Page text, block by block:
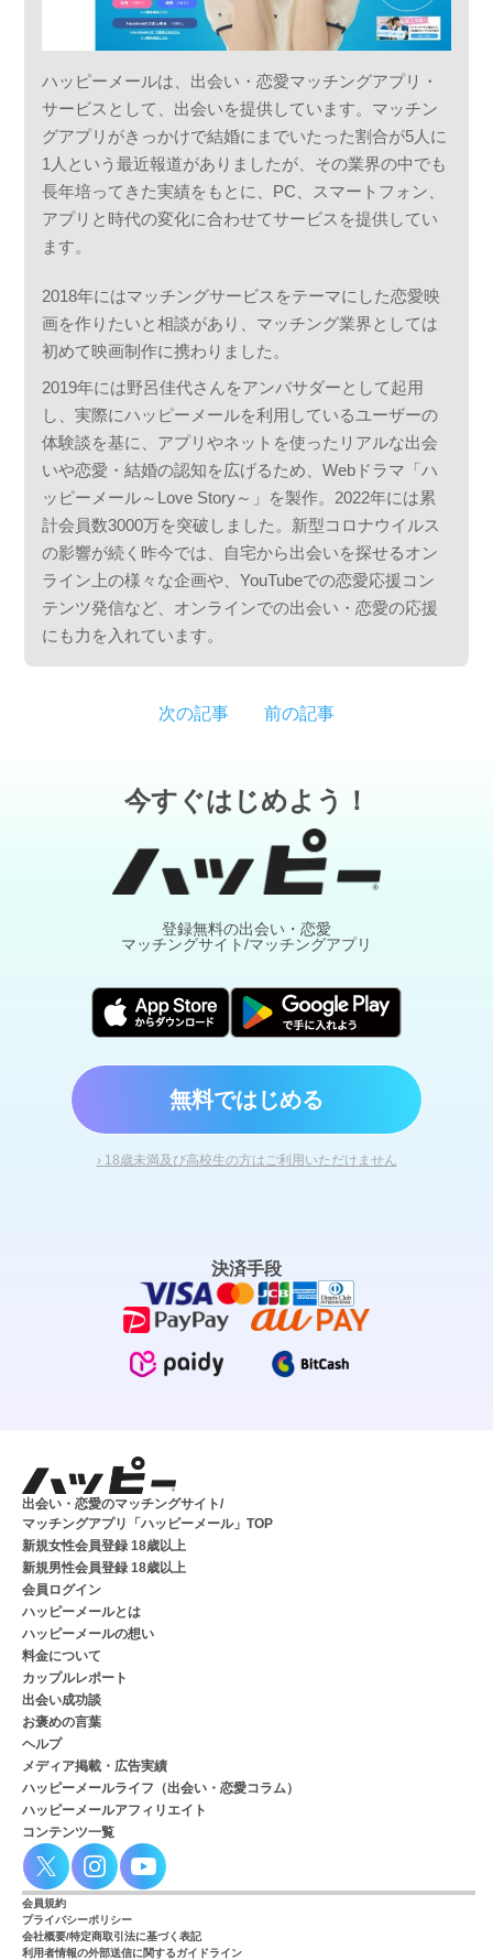
ハッピーメールは、出会い・恋愛マッチングアプリ・
サービスとして、出会いを提供しています。マッチン
グアプリがきっかけで結婚にまでいたった割合が5人に
1人という最近報道がありましたが、その業界の中でも
長年培ってきた実績をもとに、PC、スマートフォン、
アプリと時代の変化に合わせてサービスを提供してい
ます。
2018年にはマッチングサービスをテーマにした恋愛映
画を作りたいと相談があり、マッチング業界としては
初めて映画制作に携わりました。
2019年には野呂佳代さんをアンバサダーとして起用
し、実際にハッピーメールを利用しているユーザーの
体験談を基に、アプリやネットを使ったリアルな出会
いや恋愛・結婚の認知を広げるため、Webドラマ「ハ
ッピーメール～Love Story～」を製作。2022年には累
計会員数3000万を突破しました。新型コロナウイルス
の影響が続く昨今では、自宅から出会いを探せるオン
ライン上の様々な企画や、YouTubeでの恋愛応援コン
テンツ発信など、オンラインでの出会い・恋愛の応援
にも力を入れています。
次の記事 前の記事
今すぐはじめよう！
登録無料の出会い・恋愛
マッチングサイト/マッチングアプリ
無料ではじめる
› 18歳未満及び高校生の方はご利用いただけません
決済手段
出会い・恋愛のマッチングサイト/
マッチングアプリ「ハッピーメール」TOP
新規女性会員登録 18歳以上
新規男性会員登録 18歳以上
会員ログイン
ハッピーメールとは
ハッピーメールの想い
料金について
カップルレポート
出会い成功談
お褒めの言葉
ヘルプ
メディア掲載・広告実績
ハッピーメールライフ（出会い・恋愛コラム）
ハッピーメールアフィリエイト
コンテンツ一覧
会員規約
プライバシーポリシー
会社概要/特定商取引法に基づく表記
利用者情報の外部送信に関するガイドライン